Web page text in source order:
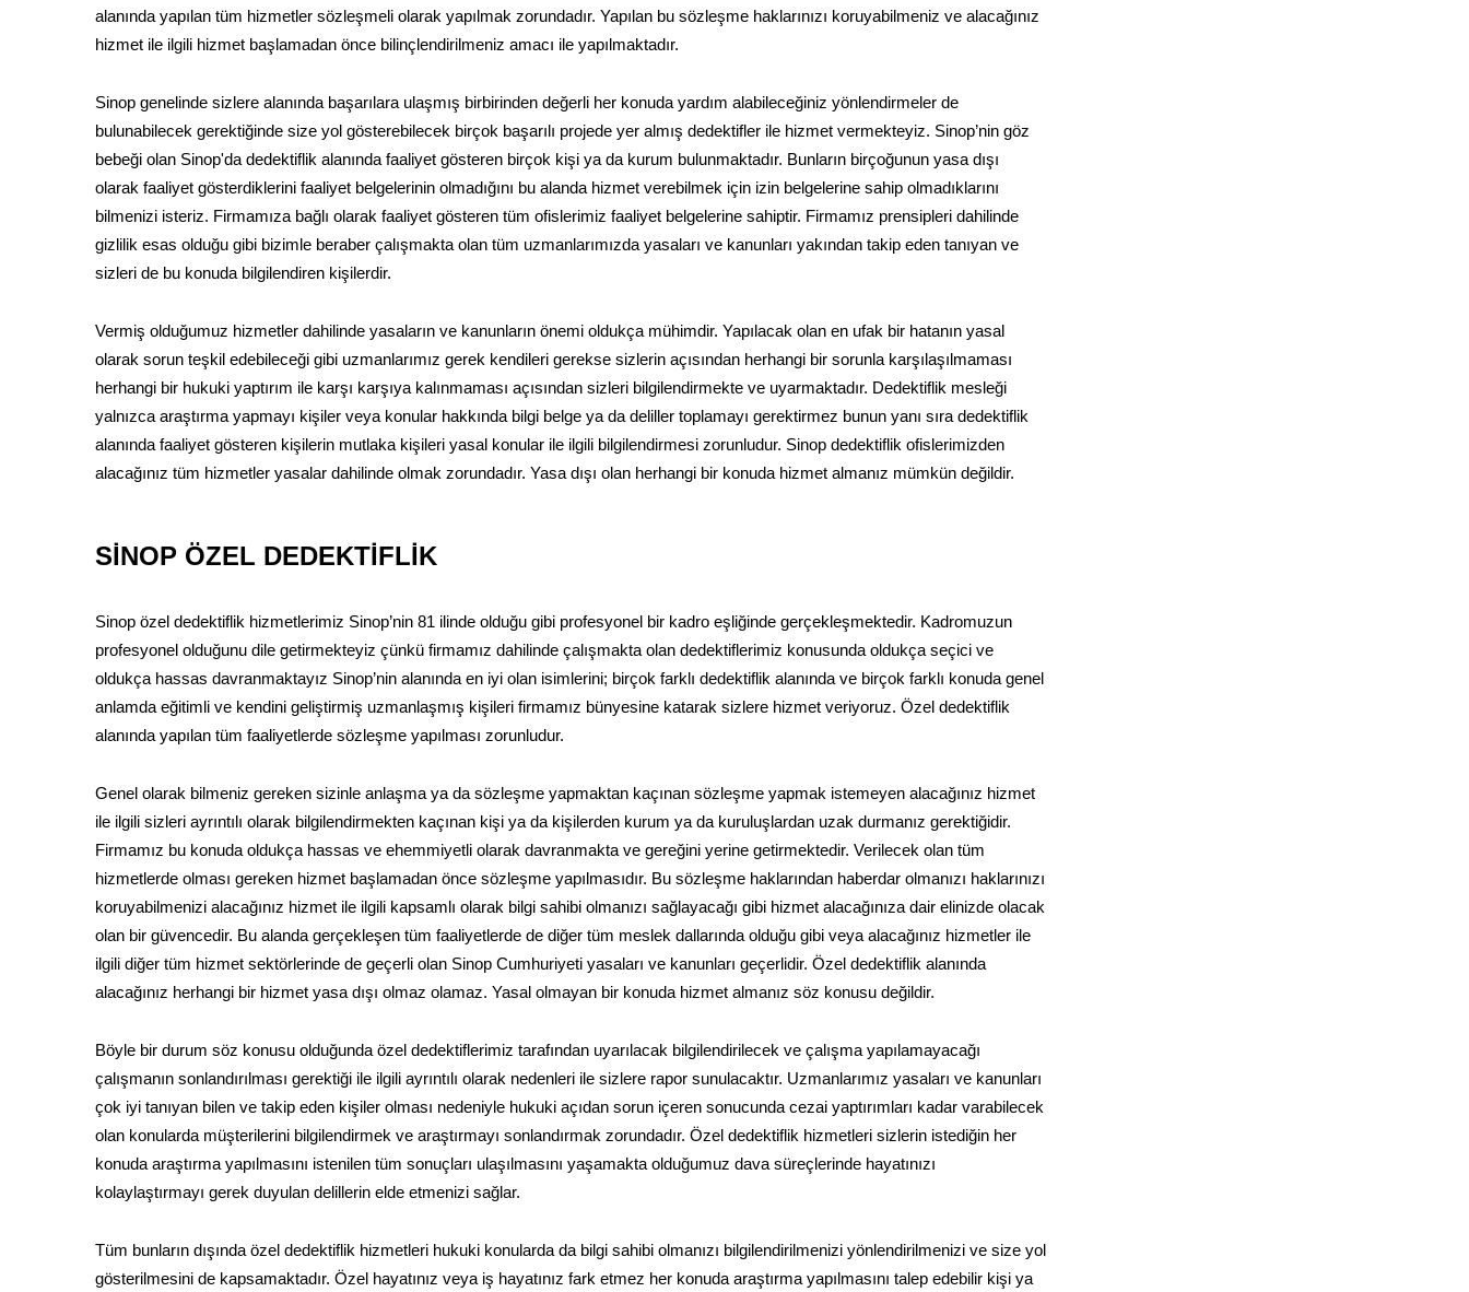
alanında yapılan tüm hizmetler sözleşmeli olarak yapılmak zorundadır. Yapılan bu sözleşme haklarınızı koruyabilmeniz ve alacağınız
hizmet ile ilgili hizmet başlamadan önce bilinçlendirilmeniz amacı ile yapılmaktadır.
Sinop genelinde sizlere alanında başarılara ulaşmış birbirinden değerli her konuda yardım alabileceğiniz yönlendirmeler de
bulunabilecek gerektiğinde size yol gösterebilecek birçok başarılı projede yer almış dedektifler ile hizmet vermekteyiz. Sinop’nin göz
bebeği olan Sinop'da dedektiflik alanında faaliyet gösteren birçok kişi ya da kurum bulunmaktadır. Bunların birçoğunun yasa dışı
olarak faaliyet gösterdiklerini faaliyet belgelerinin olmadığını bu alanda hizmet verebilmek için izin belgelerine sahip olmadıklarını
bilmenizi isteriz. Firmamıza bağlı olarak faaliyet gösteren tüm ofislerimiz faaliyet belgelerine sahiptir. Firmamız prensipleri dahilinde
gizlilik esas olduğu gibi bizimle beraber çalışmakta olan tüm uzmanlarımızda yasaları ve kanunları yakından takip eden tanıyan ve
sizleri de bu konuda bilgilendiren kişilerdir.
Vermiş olduğumuz hizmetler dahilinde yasaların ve kanunların önemi oldukça mühimdir. Yapılacak olan en ufak bir hatanın yasal
olarak sorun teşkil edebileceği gibi uzmanlarımız gerek kendileri gerekse sizlerin açısından herhangi bir sorunla karşılaşılmaması
herhangi bir hukuki yaptırım ile karşı karşıya kalınmaması açısından sizleri bilgilendirmekte ve uyarmaktadır. Dedektiflik mesleği
yalnızca araştırma yapmayı kişiler veya konular hakkında bilgi belge ya da deliller toplamayı gerektirmez bunun yanı sıra dedektiflik
alanında faaliyet gösteren kişilerin mutlaka kişileri yasal konular ile ilgili bilgilendirmesi zorunludur. Sinop dedektiflik ofislerimizden
alacağınız tüm hizmetler yasalar dahilinde olmak zorundadır. Yasa dışı olan herhangi bir konuda hizmet almanız mümkün değildir.
SİNOP ÖZEL DEDEKTİFLİK
Sinop özel dedektiflik hizmetlerimiz Sinop’nin 81 ilinde olduğu gibi profesyonel bir kadro eşliğinde gerçekleşmektedir. Kadromuzun
profesyonel olduğunu dile getirmekteyiz çünkü firmamız dahilinde çalışmakta olan dedektiflerimiz konusunda oldukça seçici ve
oldukça hassas davranmaktayız Sinop’nin alanında en iyi olan isimlerini; birçok farklı dedektiflik alanında ve birçok farklı konuda genel
anlamda eğitimli ve kendini geliştirmiş uzmanlaşmış kişileri firmamız bünyesine katarak sizlere hizmet veriyoruz. Özel dedektiflik
alanında yapılan tüm faaliyetlerde sözleşme yapılması zorunludur.
Genel olarak bilmeniz gereken sizinle anlaşma ya da sözleşme yapmaktan kaçınan sözleşme yapmak istemeyen alacağınız hizmet
ile ilgili sizleri ayrıntılı olarak bilgilendirmekten kaçınan kişi ya da kişilerden kurum ya da kuruluşlardan uzak durmanız gerektiğidir.
Firmamız bu konuda oldukça hassas ve ehemmiyetli olarak davranmakta ve gereğini yerine getirmektedir. Verilecek olan tüm
hizmetlerde olması gereken hizmet başlamadan önce sözleşme yapılmasıdır. Bu sözleşme haklarından haberdar olmanızı haklarınızı
koruyabilmenizi alacağınız hizmet ile ilgili kapsamlı olarak bilgi sahibi olmanızı sağlayacağı gibi hizmet alacağınıza dair elinizde olacak
olan bir güvencedir. Bu alanda gerçekleşen tüm faaliyetlerde de diğer tüm meslek dallarında olduğu gibi veya alacağınız hizmetler ile
ilgili diğer tüm hizmet sektörlerinde de geçerli olan Sinop Cumhuriyeti yasaları ve kanunları geçerlidir. Özel dedektiflik alanında
alacağınız herhangi bir hizmet yasa dışı olmaz olamaz. Yasal olmayan bir konuda hizmet almanız söz konusu değildir.
Böyle bir durum söz konusu olduğunda özel dedektiflerimiz tarafından uyarılacak bilgilendirilecek ve çalışma yapılamayacağı
çalışmanın sonlandırılması gerektiği ile ilgili ayrıntılı olarak nedenleri ile sizlere rapor sunulacaktır. Uzmanlarımız yasaları ve kanunları
çok iyi tanıyan bilen ve takip eden kişiler olması nedeniyle hukuki açıdan sorun içeren sonucunda cezai yaptırımları kadar varabilecek
olan konularda müşterilerini bilgilendirmek ve araştırmayı sonlandırmak zorundadır. Özel dedektiflik hizmetleri sizlerin istediğin her
konuda araştırma yapılmasını istenilen tüm sonuçları ulaşılmasını yaşamakta olduğumuz dava süreçlerinde hayatınızı
kolaylaştırmayı gerek duyulan delillerin elde etmenizi sağlar.
Tüm bunların dışında özel dedektiflik hizmetleri hukuki konularda da bilgi sahibi olmanızı bilgilendirilmenizi yönlendirilmenizi ve size yol
gösterilmesini de kapsamaktadır. Özel hayatınız veya iş hayatınız fark etmez her konuda araştırma yapılmasını talep edebilir kişi ya